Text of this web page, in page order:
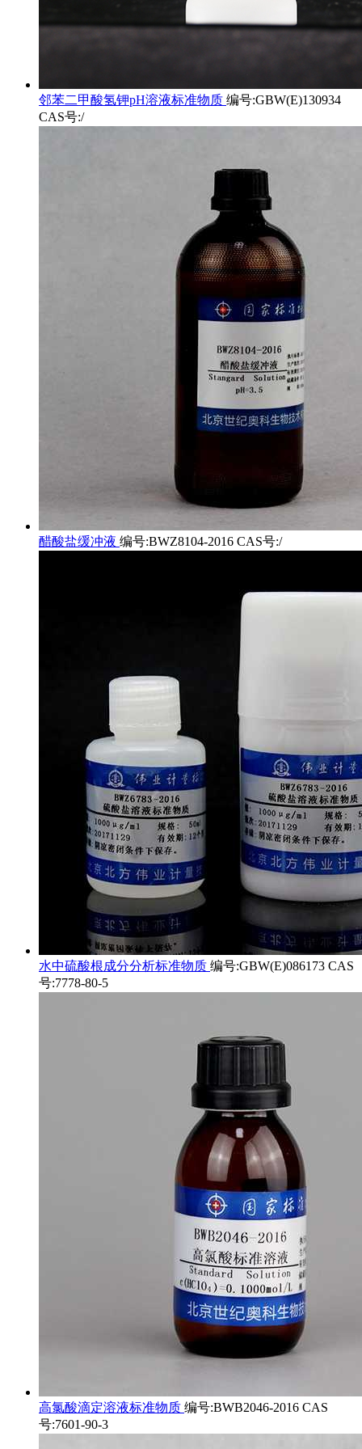
邻苯二甲酸氢钾pH溶液标准物质 编号:GBW(E)130934
CAS号:/
醋酸盐缓冲液 编号:BWZ8104-2016 CAS号:/
水中硫酸根成分分析标准物质 编号:GBW(E)086173 CAS
号:7778-80-5
高氯酸滴定溶液标准物质 编号:BWB2046-2016 CAS
号:7601-90-3